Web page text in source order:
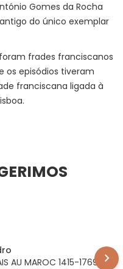
Gomes da Rocha
do único exemplar
foram frades franciscanos
os episódios tiveram
franciscana ligada à
AU MAROC 1415-1769